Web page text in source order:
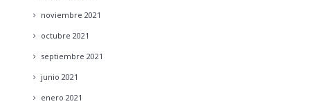
noviembre 2021
octubre 2021
septiembre 2021
junio 2021
enero 2021